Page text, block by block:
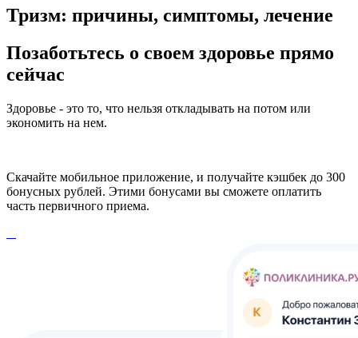
Тризм: причины, симптомы, лечение
Позаботьтесь о своем здоровье прямо
сейчас
Здоровье - это то, что нельзя откладывать на потом или
экономить на нем.
Скачайте мобильное приложение, и получайте кэшбек до 300
бонусных рублей. Этими бонусами вы сможете оплатить
часть первичного приема.